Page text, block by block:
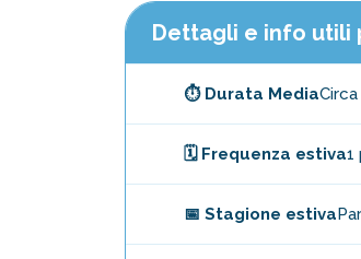
Dettagli e info utili
⏱️ Durata Media
🗓️ Frequenza estiva1
📅 Stagione estiva